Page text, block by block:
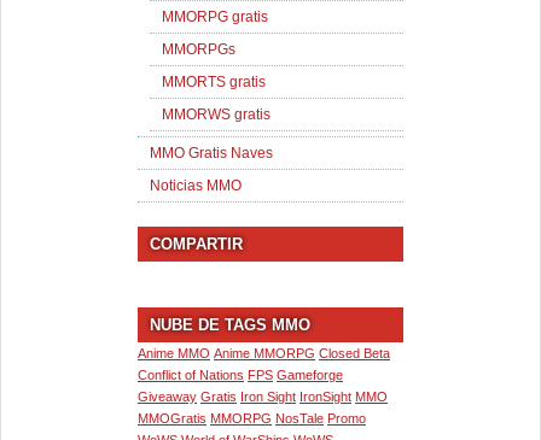
MMORPG gratis
MMORPGs
MMORTS gratis
MMORWS gratis
MMO Gratis Naves
Noticias MMO
COMPARTIR
NUBE DE TAGS MMO
Anime MMO Anime MMORPG Closed Beta
Conflict of Nations FPS Gameforge
Giveaway Gratis Iron Sight IronSight MMO
MMOGratis MMORPG NosTale Promo